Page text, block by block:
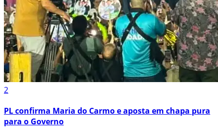
2
PL confirma Maria do Carmo e aposta em chapa pura
para o Governo